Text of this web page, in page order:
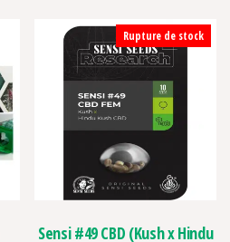
Rupture de stock
Sensi #49 CBD (Kush x Hindu